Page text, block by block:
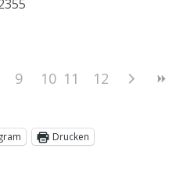
9 10 11 12
Drucken